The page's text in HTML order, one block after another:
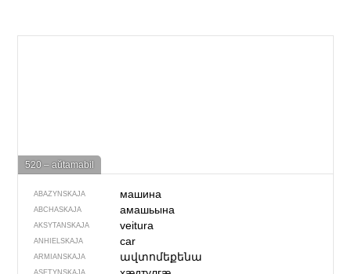
520 – aŭtamabil
ABAZYNSKAJA машина
ABCHASKAJA амашьына
AKSYTANSKAJA veitura
ANHIELSKAJA car
ARMIANSKAJA ավտոմեքենա
ASETYNSKAJA